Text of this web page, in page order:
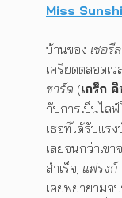
Miss
บ้านของ เชอรี
เครียดตลอดเ
ชาร์ด (เกร็ก
กับการเป็นไลฟ์
เธอที่ได้รับแร
เลยจนกว่าเข
สำเร็จ, แฟรงก์
เคยพยายามจบ